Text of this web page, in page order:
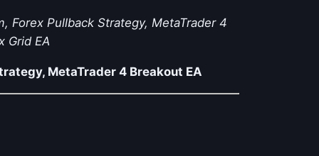
Forex Pullback Strategy, MetaTrader 4
Grid EA
MetaTrader 4 Breakout EA